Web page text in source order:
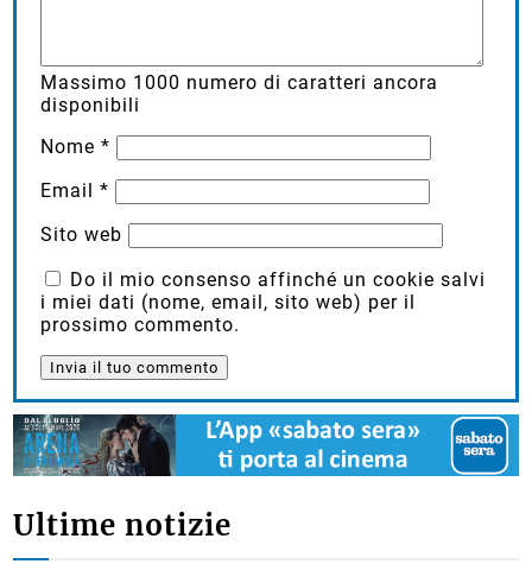
Massimo 1000 numero di caratteri ancora
disponibili
Nome*
Email*
Sito web
Do il mio consenso affinché un cookie salvi
i miei dati (nome, email, sito web) per il
prossimo commento.
Ultime notizie